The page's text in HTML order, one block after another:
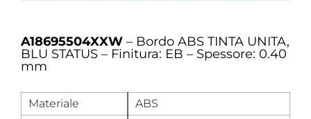
A18695504XXW – Bordo ABS TINTA UNITA,
BLU STATUS – Finitura: EB – Spessore: 0.40
mm
Materiale
ABS